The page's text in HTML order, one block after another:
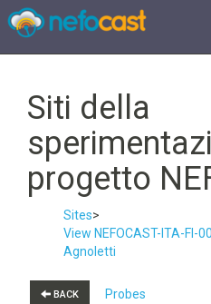
Siti della
progetto
Sites>
View NEFOCAST-ITA-FI-
Agnoletti
BACK
Probes